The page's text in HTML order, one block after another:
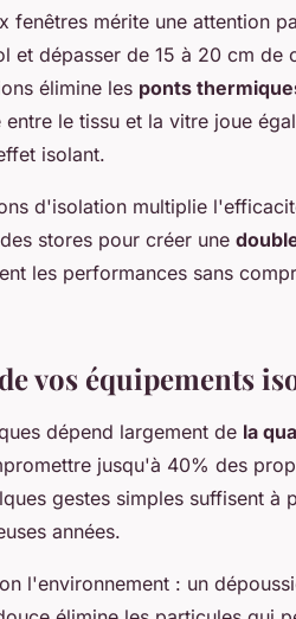
fenêtres mérite une attention
et dépasser de 15 à 20 cm de
élimine les ponts
le tissu et la vitre joue
isolant.
d'isolation multiplie
stores pour créer une
les performances sans
vos équipements
dépend largement de la
jusqu'à 40% des
gestes simples suffisent à
années.
l'environnement : un